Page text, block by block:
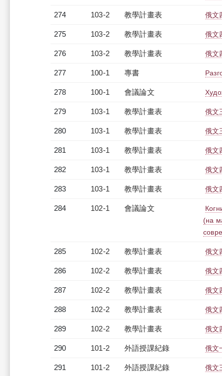
274 103-2 教學計畫表 俄文
275 103-2 教學計畫表 俄文
276 103-2 教學計畫表 俄文
277 100-1 專書
278 100-1 會議論文
279 103-1 教學計畫表 俄文
280 103-1 教學計畫表 俄文
281 103-1 教學計畫表 俄文
282 103-1 教學計畫表 俄文
283 103-1 教學計畫表 俄文
284 102-1 會議論文
(на
285 102-2 教學計畫表 俄文
286 102-2 教學計畫表 俄文
287 102-2 教學計畫表 俄文
288 102-2 教學計畫表 俄文
289 102-2 教學計畫表 俄文
290 101-2 外語授課紀錄 俄文
291 101-2 外語授課紀錄 俄文